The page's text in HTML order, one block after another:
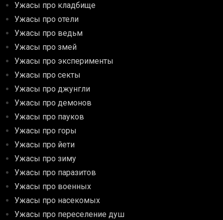
Ужасы про кладбище
Ужасы про отели
Ужасы про ведьм
Ужасы про змей
Ужасы про эксперименты
Ужасы про секты
Ужасы про джунгли
Ужасы про демонов
Ужасы про пауков
Ужасы про горы
Ужасы про йети
Ужасы про зиму
Ужасы про паразитов
Ужасы про военных
Ужасы про насекомых
Ужасы про переселение душ